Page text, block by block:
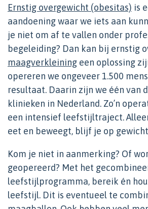
Ernstig overgewicht (obesitas) is
aandoening waar we iets aan
je niet om af te vallen onder
begeleiding? Dan kan bij ernstig
maagverkleining een oplossing
opereren we ongeveer 1.500
resultaat. Daarin zijn we één van
klinieken in Nederland. Zo’n
een intensief leefstijltraject.
eet en beweegt, blijf je op
Kom je niet in aanmerking? Of
geopereerd? Met het
leefstijlprogramma, bereik én
leefstijl. Dit is eventueel te